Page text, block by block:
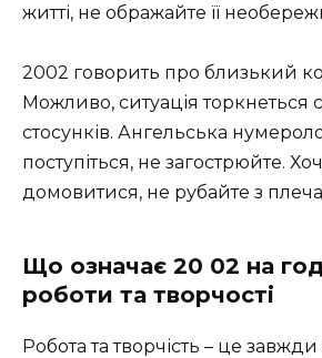
житті, не ображайте її
2002 говорить про близький
Можливо, ситуація торкнеться
стосунків. Ангельська
поступіться, не загострюйте.
домовитися, не рубайте з
Що означає 20 02 на
роботи та творчості
Робота та творчість – це